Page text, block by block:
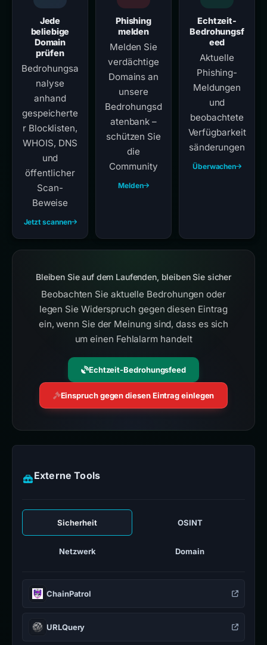
Jede
beliebige
Domain
prüfen
Bedrohungsa
nalyse
anhand
gespeicherte
r Blocklisten,
WHOIS, DNS
und
öffentlicher
Scan-
Beweise
Jetzt scannen
Phishing
melden
Melden Sie
verdächtige
Domains an
unsere
Bedrohungsd
atenbank –
schützen Sie
die
Community
Melden
Echtzeit-
Bedrohungsf
eed
Aktuelle
Phishing-
Meldungen
und
beobachtete
Verfügbarkeit
sänderungen
Überwachen
Bleiben Sie auf dem Laufenden, bleiben Sie sicher
Beobachten Sie aktuelle Bedrohungen oder
legen Sie Widerspruch gegen diesen Eintrag
ein, wenn Sie der Meinung sind, dass es sich
um einen Fehlalarm handelt
Echtzeit-Bedrohungsfeed
Einspruch gegen diesen Eintrag einlegen
Externe Tools
Sicherheit OSINT
Netzwerk Domain
ChainPatrol
URLQuery